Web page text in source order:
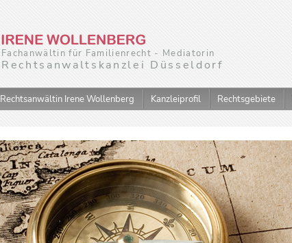
Fachanwältin für Familienrecht - Mediatorin
Rechtsanwaltskanzlei Düsseldorf
Rechtsanwältin Irene Wollenberg Kanzleiprofil Rechtsgebiete